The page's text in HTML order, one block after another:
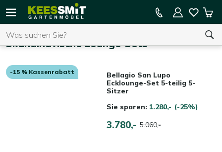
Sie haben keine Artikel in Ihrem Warenkorb.
15 % Kassenrabatt auf die gesamte Kollektion
Skandinavische Lounge-Sets
-15 % Kassenrabatt
Bellagio San Lupo
Ecklounge-Set 5-teilig 5-
Sitzer
Sie sparen: 1.280,- (-25%)
3.780,- 5.060,-